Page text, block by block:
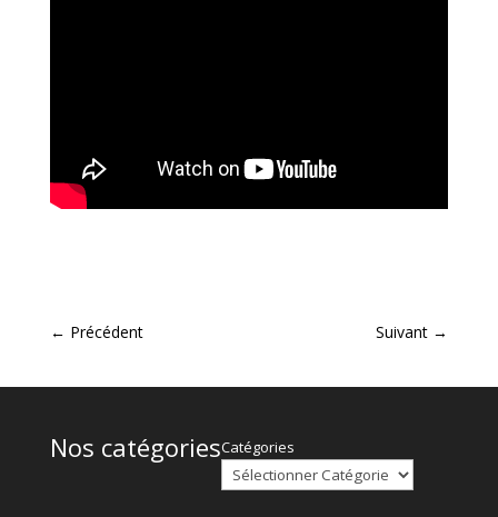
← Précédent Suivant →
Nos catégoriesCatégories